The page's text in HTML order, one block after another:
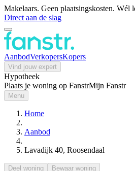
Makelaars. Geen plaatsingskosten. Wél
Direct aan de slag
AanbodVerkopersKopers
Vind jouw expert
Hypotheek
Plaats je woning op FanstrMijn Fanstr
Menu
Home
Aanbod
Lavadijk 40, Roosendaal
Deel woning Bewaar woning